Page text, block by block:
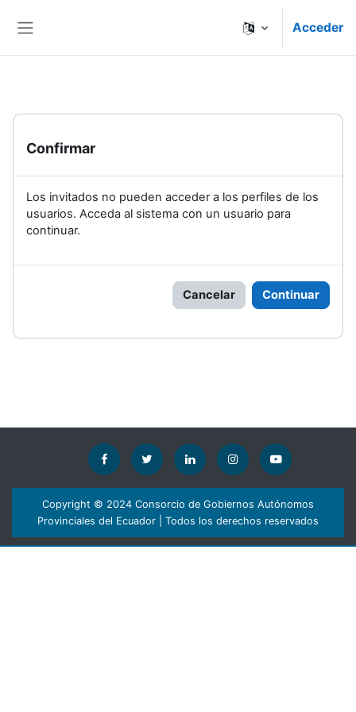
Acceder
Confirmar
Los invitados no pueden acceder a los perfiles de los
usuarios. Acceda al sistema con un usuario para
continuar.
Cancelar Continuar
Copyright © 2024 Consorcio de Gobiernos Autónomos
Provinciales del Ecuador | Todos los derechos reservados